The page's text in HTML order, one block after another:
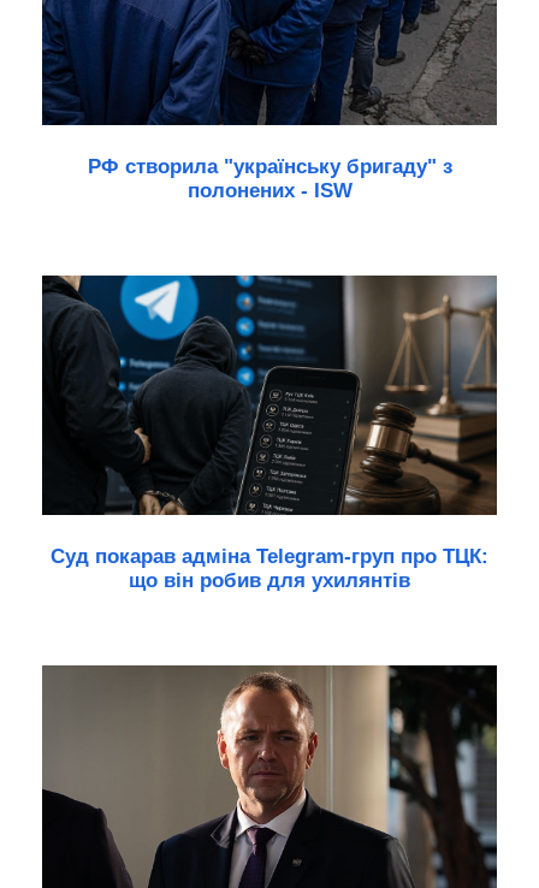
РФ створила "українську бригаду" з
полонених - ISW
Суд покарав адміна Telegram-груп про ТЦК:
що він робив для ухилянтів